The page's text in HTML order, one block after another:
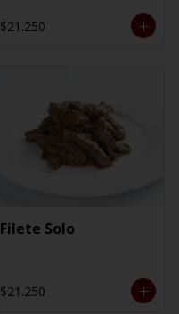
$21.250
Filete Solo
$21.250